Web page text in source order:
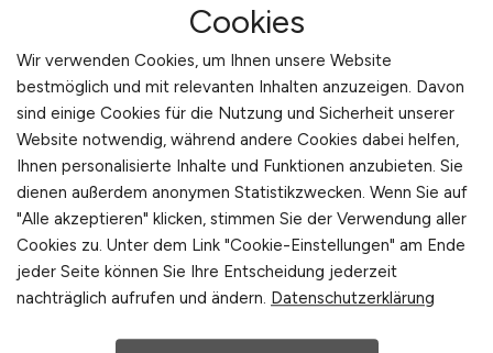
Stellenanzeigen auf TOURISTIK.JOBS finden
TOURISTIK.JOBS – deine
Karriereplattform im Reisemarkt
TOURISTIK.JOBS ist die führende Jobbörse für
Fachkräfte, Einsteiger und Experten der
Tourismusbranche. Sie wurde speziell
entwickelt, um Arbeitnehmern den Zugang zu
Cookies
Wir verwenden Cookies, um Ihnen unsere Website
bestmöglich und mit relevanten Inhalten anzuzeigen. Davon
sind einige Cookies für die Nutzung und Sicherheit unserer
Website notwendig, während andere Cookies dabei helfen,
Ihnen personalisierte Inhalte und Funktionen anzubieten. Sie
dienen außerdem anonymen Statistikzwecken. Wenn Sie auf
"Alle akzeptieren" klicken, stimmen Sie der Verwendung aller
Cookies zu. Unter dem Link "Cookie-Einstellungen" am Ende
jeder Seite können Sie Ihre Entscheidung jederzeit
nachträglich aufrufen und ändern. Datenschutzerklärung